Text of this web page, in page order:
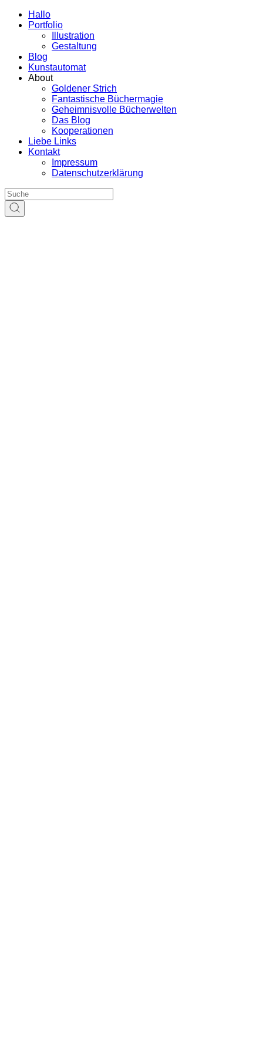
Hallo
Portfolio
Illustration
Gestaltung
Blog
Kunstautomat
About
Goldener Strich
Fantastische Büchermagie
Geheimnisvolle Bücherwelten
Das Blog
Kooperationen
Liebe Links
Kontakt
Impressum
Datenschutzerklärung